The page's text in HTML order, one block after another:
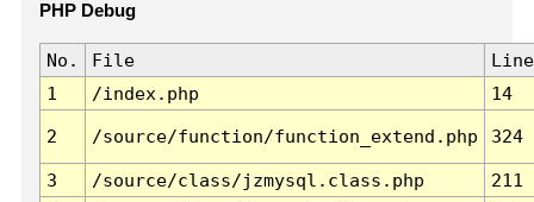
PHP Debug
No. File
Line
1
/index.php 14
2 /source/function/function_extend.php 324
3 /source/class/jzmysql.class.php
211